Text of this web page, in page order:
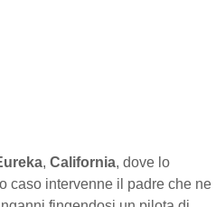
, California, dove lo
caso intervenne il padre che ne